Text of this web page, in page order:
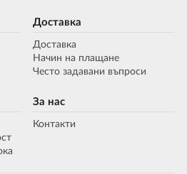
Доставка
Доставка
Начин на плащане
Често задавани въпроси
За нас
Контакти